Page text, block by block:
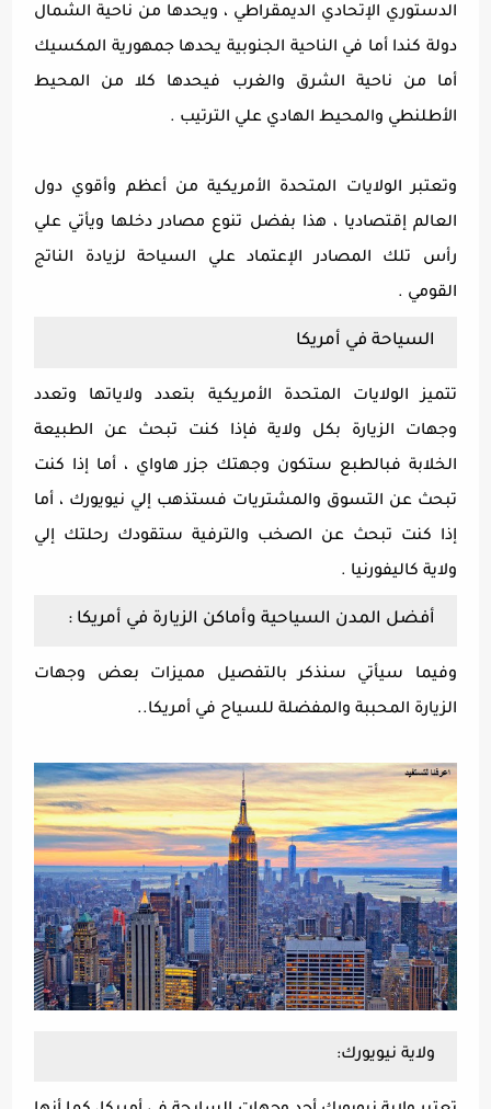
الدستوري الإتحادي الديمقراطي ، ويحدها من ناحية الشمال
دولة كندا أما في الناحية الجنوبية يحدها جمهورية المكسيك
أما من ناحية الشرق والغرب فيحدها كلا من المحيط
الأطلنطي والمحيط الهادي علي الترتيب .
وتعتبر الولايات المتحدة الأمريكية من أعظم وأقوي دول
العالم إقتصاديا ، هذا بفضل تنوع مصادر دخلها ويأتي علي
رأس تلك المصادر الإعتماد علي السياحة لزيادة الناتج
القومي .
السياحة في أمريكا
تتميز الولايات المتحدة الأمريكية بتعدد ولاياتها وتعدد
وجهات الزيارة بكل ولاية فإذا كنت تبحث عن الطبيعة
الخلابة فبالطبع ستكون وجهتك جزر هاواي ، أما إذا كنت
تبحث عن التسوق والمشتريات فستذهب إلي نيويورك ، أما
إذا كنت تبحث عن الصخب والترفية ستقودك رحلتك إلي
ولاية كاليفورنيا .
أفضل المدن السياحية وأماكن الزيارة في أمريكا :
وفيما سيأتي سنذكر بالتفصيل مميزات بعض وجهات
الزيارة المحببة والمفضلة للسياح في أمريكا..
ولاية نيويورك: